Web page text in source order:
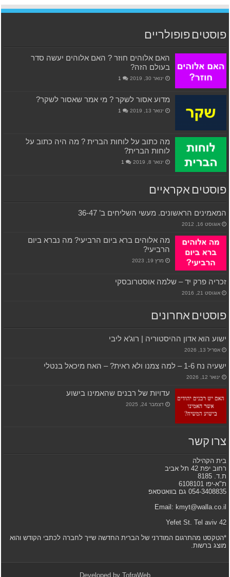
פוסטים פופולריים
האם אלוהים חוזר ? האם אלוהים יעשה סדר
בעולם הזה?
ינואר 30, 2019 1
מדוע אסור לשקר ? מי אמר שאסור לשקר?
ינואר 13, 2019 1
מה כתוב על לוחות הברית ? מה היה כתוב על
לוחות הברית?
ינואר 8, 2019 1
פוסטים אקראיים
המאמינים הראשונים. מעשי השליחים ב’ 36-47
אוגוסט 16, 2012
מה אלוהים ברא ביום הרביעי? מה נברא ביום
הרביעי?
מרץ 19, 2023
זכריה פרק יד – שלמה אוסטרובסקי
אוגוסט 21, 2016
פוסטים אחרונים
ישוע הוא אדון ההיסטוריה | רוג’א ליבי
אפריל 13, 2026
ישעיה נח 1-6 – למה צמנו ולא ראית? – האח מיכאל בנטלי
ינואר 12, 2026
עדויות של רבנים שהאמינו בישוע
דצמבר 24, 2025
צרו קשר
בית הקהילה
רחוב יפת 42 תל אביב
ת.ד. 8185
ת"א-יפו 6108101
054-3408835 גם בוואטסאפ
Email: kmyt@walla.co.il
42 Yefet St. Tel aviv
*הטקסט מהתרגום המודרני של הברית החדשה שייך לחברה לכתבי הקודש והוא
מוצג ברשות.
Developed by TofraWeb